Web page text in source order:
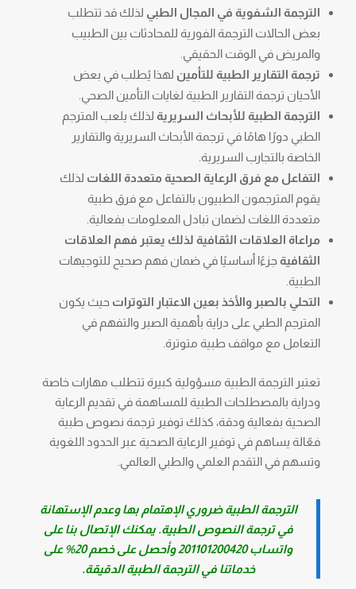
الترجمة الشفوية في المجال الطبي لذلك قد تتطلب
بعض الحالات الترجمة الفورية للمحادثات بين الطبيب
والمريض في الوقت الحقيقي.
ترجمة التقارير الطبية للتأمين لهذا يُطلب في بعض
الأحيان ترجمة التقارير الطبية لغايات التأمين الصحي.
الترجمة الطبية للأبحاث السريرية لذلك يلعب المترجم
الطبي دورًا هامًا في ترجمة الأبحاث السريرية والتقارير
الخاصة بالتجارب السريرية.
التفاعل مع فرق الرعاية الصحية متعددة اللغات لذلك
يقوم المترجمون الطبيون بالتفاعل مع فرق طبية
متعددة اللغات لضمان تبادل المعلومات بفعالية.
مراعاة العلاقات الثقافية لذلك يعتبر فهم العلاقات
الثقافية جزءًا أساسيًا في ضمان فهم صحيح للتوجيهات
الطبية.
التحلي بالصبر والأخذ بعين الاعتبار التوترات حيث يكون
المترجم الطبي على دراية بأهمية الصبر والتفهم في
التعامل مع مواقف طبية متوترة.
تعتبر الترجمة الطبية مسؤولية كبيرة تتطلب مهارات خاصة
ودراية بالمصطلحات الطبية للمساهمة في تقديم الرعاية
الصحية بفعالية ودقة، كذلك توفير ترجمة نصوص طبية
فعّالة يساهم في توفير الرعاية الصحية عبر الحدود اللغوية
وتسهم في التقدم العلمي والطبي العالمي.
الترجمة الطبية ضروري الإهتمام بها وعدم الإستهانة
في ترجمة النصوص الطبية. يمكنك الإتصال بنا على
واتساب201101200420
وأحصل على خصم 20% على
خدماتنا في الترجمة الطبية الدقيقة.